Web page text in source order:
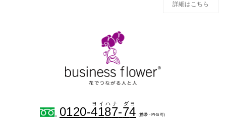
詳細はこちら
0120-4187-74 （携帯・PHS 可）